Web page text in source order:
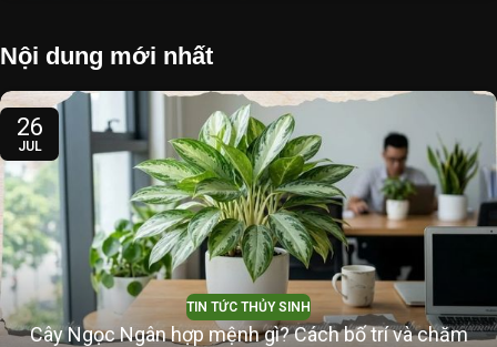
Nội dung mới nhất
26
JUL
TIN TỨC THỦY SINH
Cây Ngọc Ngân hợp mệnh gì? Cách bố trí và chăm